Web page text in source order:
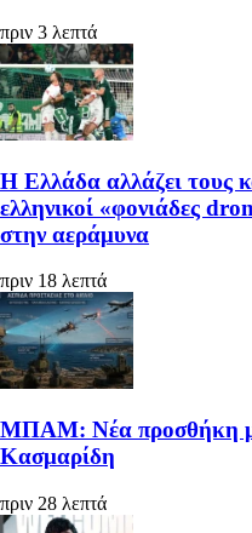
πριν 3 λεπτά
Η Ελλάδα αλλάζει τους
ελληνικοί «φονιάδες
στην αεράμυνα
πριν 18 λεπτά
ΜΠΑΜ: Νέα προσθήκη
Κασμαρίδη
πριν 28 λεπτά